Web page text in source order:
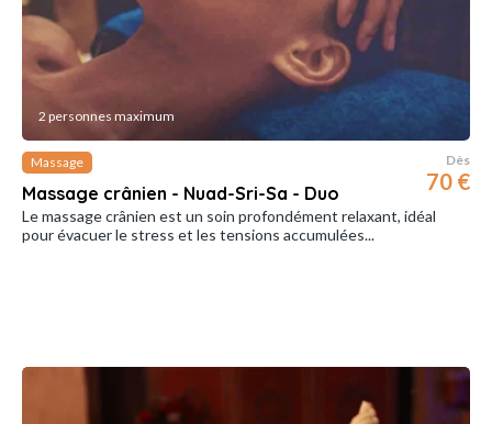
2 personnes maximum
Massage
Massage crânien - Nuad-Sri-Sa - Duo
Dès
70 €
Le massage crânien est un soin profondément relaxant, idéal
pour évacuer le stress et les tensions accumulées...